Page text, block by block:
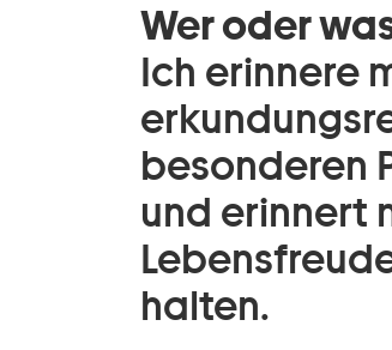
Wer oder
Ich erinnere
besonderen
und erinnert
halten.